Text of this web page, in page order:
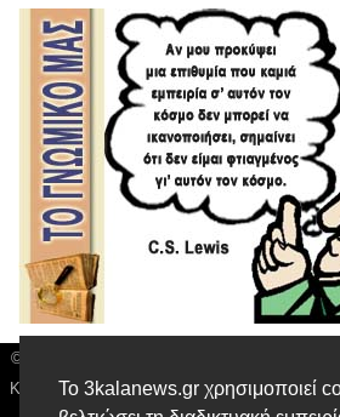
Το 3kalanews.gr χρησιμοποιεί
© 3kala News | Διακριτικός Τίτλος: Orion
Καρδίτσας, Υπο/μα Τρικάλων, Δ/νση: